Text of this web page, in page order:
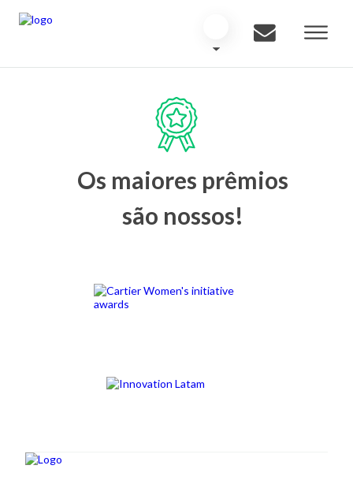
Os maiores prêmios
são nossos!